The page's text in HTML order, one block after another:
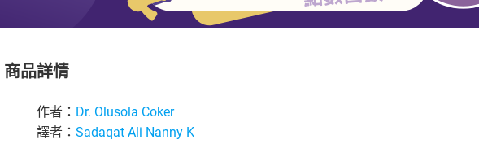
商品詳情
作者： Dr. Olusola Coker
譯者： Sadaqat Ali Nanny K